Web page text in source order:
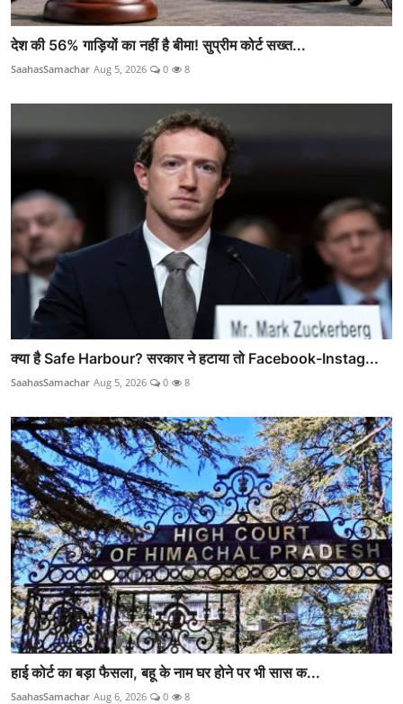
देश की 56% गाड़ियों का नहीं है बीमा! सुप्रीम कोर्ट सख्त...
SaahasSamachar Aug 5, 2026 0 8
क्या है Safe Harbour? सरकार ने हटाया तो Facebook-Instag...
SaahasSamachar Aug 5, 2026 0 8
हाई कोर्ट का बड़ा फैसला, बहू के नाम घर होने पर भी सास क...
SaahasSamachar Aug 6, 2026 0 8